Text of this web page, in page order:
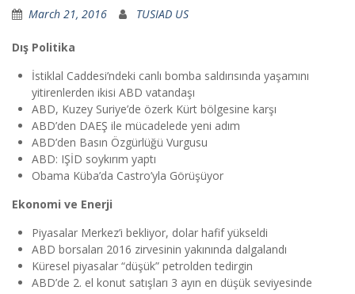
March 21, 2016 TUSIAD US
Dış Politika
İstiklal Caddesi’ndeki canlı bomba saldırısında yaşamını
yitirenlerden ikisi ABD vatandaşı
ABD, Kuzey Suriye’de özerk Kürt bölgesine karşı
ABD’den DAEŞ ile mücadelede yeni adım
ABD’den Basın Özgürlüğü Vurgusu
ABD: IŞİD soykırım yaptı
Obama Küba’da Castro’yla Görüşüyor
Ekonomi ve Enerji
Piyasalar Merkez’i bekliyor, dolar hafif yükseldi
ABD borsaları 2016 zirvesinin yakınında dalgalandı
Küresel piyasalar “düşük” petrolden tedirgin
ABD’de 2. el konut satışları 3 ayın en düşük seviyesinde